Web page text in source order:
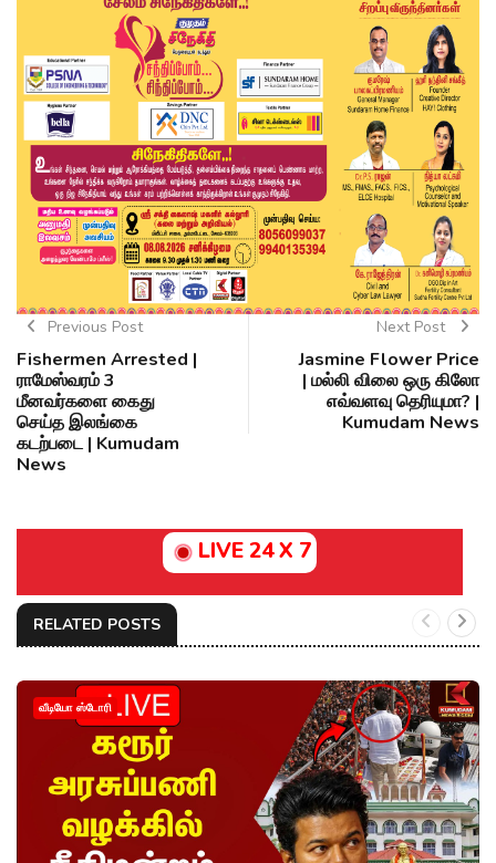
Previous Post
Fishermen Arrested |
ராமேஸ்வரம் 3
மீனவர்களை கைது
செய்த இலங்கை
கடற்படை | Kumudam
News
Next Post
Jasmine Flower Price
| மல்லி விலை ஒரு கிலோ
எவ்வளவு தெரியுமா? |
Kumudam News
LIVE 24 X 7
RELATED POSTS
வீடியோ ஸ்டோரி